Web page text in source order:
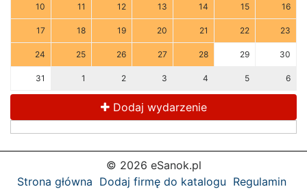
10 11 12 13 14 15 16
17 18 19 20 21 22 23
24 25 26 27 28 29 30
31 1 2 3 4 5 6
Dodaj wydarzenie
© 2026 eSanok.pl
Strona główna Dodaj firmę do katalogu Regulamin